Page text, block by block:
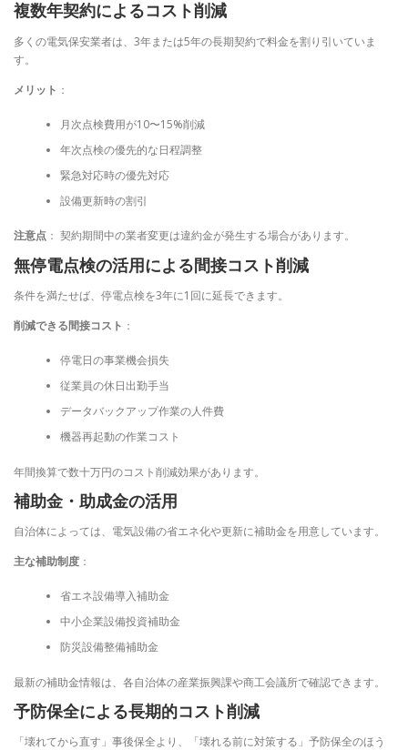
複数年契約によるコスト削減
多くの電気保安業者は、3年または5年の長期契約で料金を割り引いていま
す。
メリット ：
月次点検費用が10〜15%削減
年次点検の優先的な日程調整
緊急対応時の優先対応
設備更新時の割引
注意点 ： 契約期間中の業者変更は違約金が発生する場合があります。
無停電点検の活用による間接コスト削減
条件を満たせば、停電点検を3年に1回に延長できます。
削減できる間接コスト ：
停電日の事業機会損失
従業員の休日出勤手当
データバックアップ作業の人件費
機器再起動の作業コスト
年間換算で数十万円のコスト削減効果があります。
補助金・助成金の活用
自治体によっては、電気設備の省エネ化や更新に補助金を用意しています。
主な補助制度 ：
省エネ設備導入補助金
中小企業設備投資補助金
防災設備整備補助金
最新の補助金情報は、各自治体の産業振興課や商工会議所で確認できます。
予防保全による長期的コスト削減
「壊れてから直す」事後保全より、「壊れる前に対策する」予防保全のほう